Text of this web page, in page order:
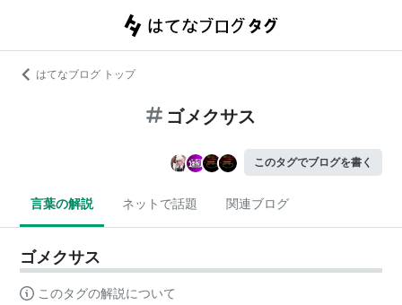
はてなブログ トップ
ゴメクサス
このタグでブログを書く
言葉の解説 ネットで話題 関連ブログ
ゴメクサス
このタグの解説について